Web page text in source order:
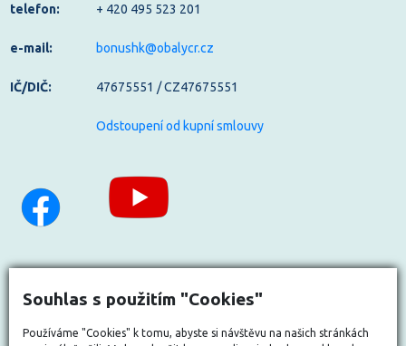
Souhlas s použitím "Cookies"
Používáme "Cookies" k tomu, abyste si návštěvu na našich stránkách
telefon: + 420 495 523 201
e-mail: bonushk@obalycr.cz
IČ/DIČ: 47675551 / CZ47675551
Odstoupení od kupní smlouvy